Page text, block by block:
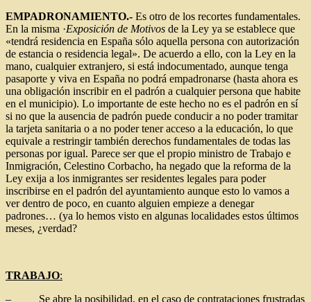
EMPADRONAMIENTO.- Es otro de los recortes fundamentales.
En la misma ·Exposición de Motivos de la Ley ya se establece que
«tendrá residencia en España sólo aquella persona con autorización
de estancia o residencia legal». De acuerdo a ello, con la Ley en la
mano, cualquier extranjero, si está indocumentado, aunque tenga
pasaporte y viva en España no podrá empadronarse (hasta ahora es
una obligación inscribir en el padrón a cualquier persona que habite
en el municipio). Lo importante de este hecho no es el padrón en sí
si no que la ausencia de padrón puede conducir a no poder tramitar
la tarjeta sanitaria o a no poder tener acceso a la educación, lo que
equivale a restringir también derechos fundamentales de todas las
personas por igual. Parece ser que el propio ministro de Trabajo e
Inmigración, Celestino Corbacho, ha negado que la reforma de la
Ley exija a los inmigrantes ser residentes legales para poder
inscribirse en el padrón del ayuntamiento aunque esto lo vamos a
ver dentro de poco, en cuanto alguien empieze a denegar
padrones… (ya lo hemos visto en algunas localidades estos últimos
meses, ¿verdad?
TRABAJO:
– Se abre la posibilidad, en el caso de contrataciones frustradas